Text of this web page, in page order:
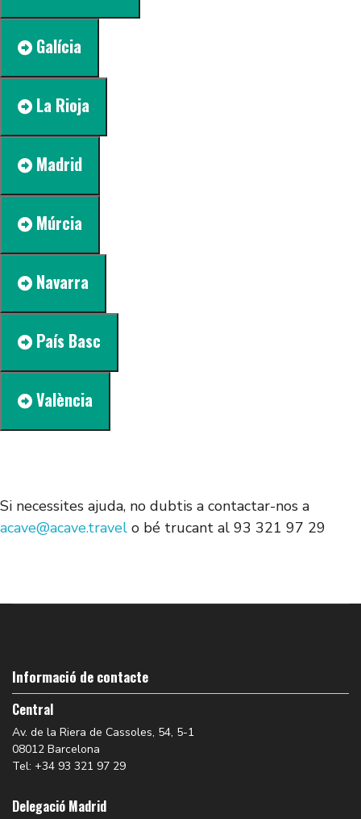
Galícia
La Rioja
Madrid
Múrcia
Navarra
País Basc
València
Si necessites ajuda, no dubtis a contactar-nos a
acave@acave.travel o bé trucant al 93 321 97 29
Informació de contacte
Central
Av. de la Riera de Cassoles, 54, 5-1
08012 Barcelona
Tel: +34 93 321 97 29
Delegació Madrid